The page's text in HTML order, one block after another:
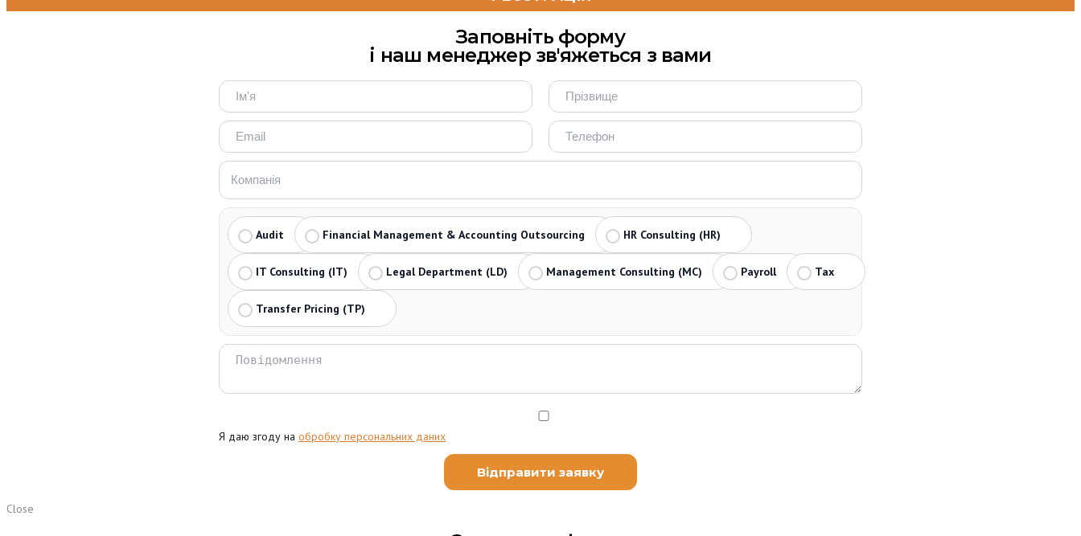
Заповніть форму
і наш менеджер зв'яжеться з вами
Audit Financial Management & Accounting Outsourcing HR Consulting (HR)
IT Consulting (IT) Legal Department (LD) Management Consulting (MC) Payroll Tax
Transfer Pricing (TP)
Я даю згоду на обробку персональних даних
Close